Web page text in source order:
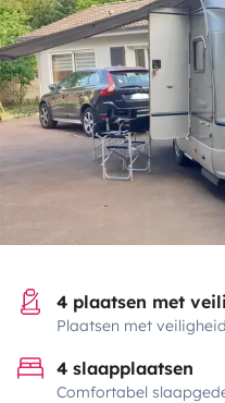
4 plaatsen met
Plaatsen met
4 slaapplaatsen
Comfortabel